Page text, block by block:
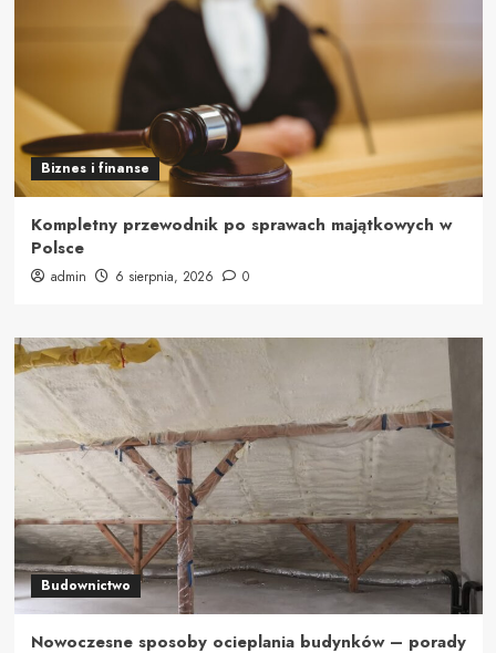
Biznes i finanse
Kompletny przewodnik po sprawach majątkowych w
Polsce
admin 6 sierpnia, 2026 0
Budownictwo
Nowoczesne sposoby ocieplania budynków – porady